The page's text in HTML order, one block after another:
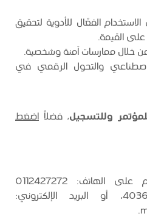
الفعّال للأدوية لتحقيق
على القيمة.
والتحول الرقمي في
وللتسجيل، فضلاً اضغط
يرجى التواصل مع القسم على الهاتف: 0112427272
تحويلة:24733، جوال: 40363، أو البريد الإلكتروني: